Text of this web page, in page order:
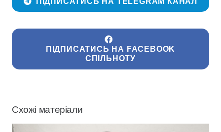
ПІДПИСАТИСЬ НА FACEBOOK
СПІЛЬНОТУ
Схожі матеріали